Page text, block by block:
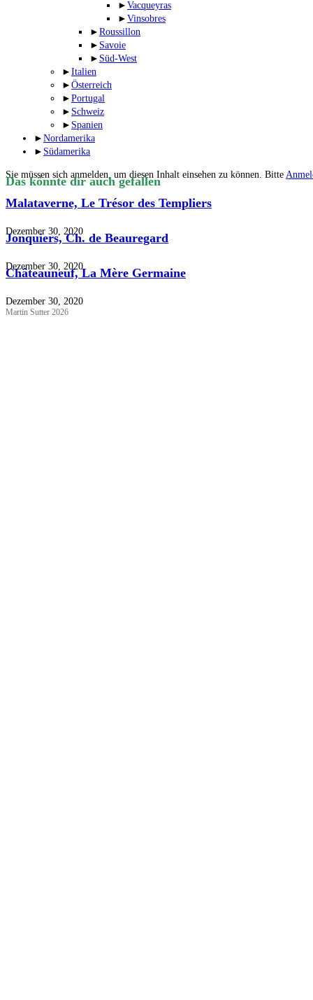
► Vacqueyras
► Vinsobres
► Roussillon
► Savoie
► Süd-West
► Italien
► Österreich
► Portugal
► Schweiz
► Spanien
► Nordamerika
► Südamerika
Sie müssen sich anmelden, um diesen Inhalt einsehen zu können. Bitte
Das könnte dir auch gefallen
Malataverne, Le Trésor des Templiers
Dezember 30, 2020
Jonquiers, Ch. de Beauregard
Dezember 30, 2020
Châteauneuf, La Mère Germaine
Dezember 30, 2020
Martin Sutter 2026